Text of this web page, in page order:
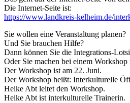
Die Internet-Seite ist:
https://www.landkreis-kelheim.de/
Sie wollen eine Veranstaltung planen?
Und Sie brauchen Hilfe?
Dann können Sie die Integrations-
Oder Sie machen bei einem Workshop
Der Workshop ist am 22. Juni.
Der Workshop heißt: Interkulturelle
Heike Abt leitet den Workshop.
Heike Abt ist interkulturelle Trainerin.